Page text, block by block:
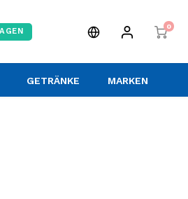
0
GETRÄNKE MARKEN